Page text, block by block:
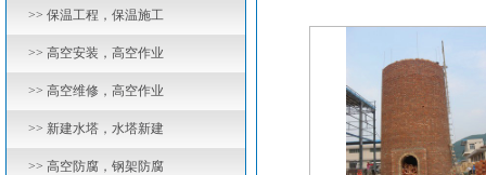
>> 保温工程，保温施工
>> 高空安装，高空作业
>> 高空维修，高空作业
>> 新建水塔，水塔新建
>> 高空防腐，钢架防腐